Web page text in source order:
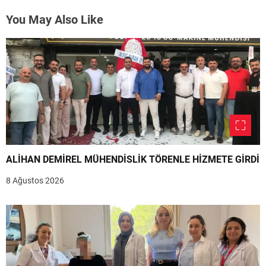
You May Also Like
ALİHAN DEMİREL MÜHENDİSLİK TÖRENLE HİZMETE GİRDİ
8 Ağustos 2026